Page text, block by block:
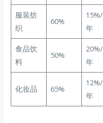
服装纺
织
60%
15%/
年
食品饮
料
50%
20%/
年
化妆品 65%
12%/
年